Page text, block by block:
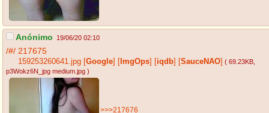
Anónimo 19/06/20 02:10
/#/ 217675
159253260641.jpg [Google] [ ImgOps] [iqdb] [SauceNAO] ( 69.23KB
p3Wokz6N_jpg medium.jpg )
>>>217676